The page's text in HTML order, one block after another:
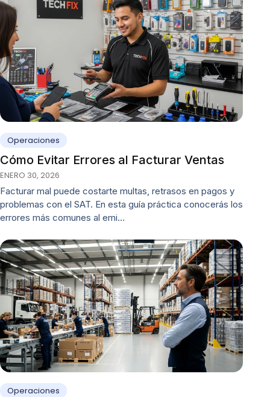
Operaciones
Cómo Evitar Errores al Facturar Ventas
ENERO 30, 2026
Facturar mal puede costarte multas, retrasos en pagos y
problemas con el SAT. En esta guía práctica conocerás los
errores más comunes al emi…
Operaciones